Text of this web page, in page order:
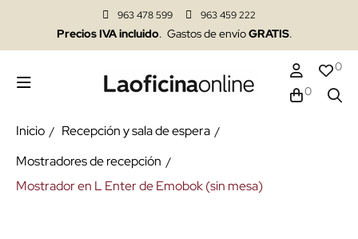
963 478 599 963 459 222
Precios IVA incluido. Gastos de envíoGRATIS.
0
0
Inicio
Recepción y sala de espera
Mostradores de recepción
Mostrador en L Enter de Emobok (sin mesa)